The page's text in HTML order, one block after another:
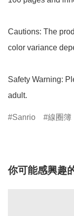
Cautions: The
color variance
Safety Warning:
adult.
Sanrio 線圈簿
你可能感興趣